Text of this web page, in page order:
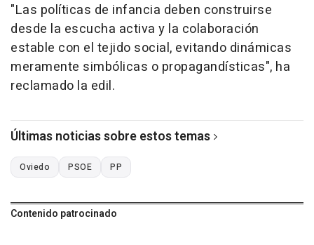
"Las políticas de infancia deben construirse
desde la escucha activa y la colaboración
estable con el tejido social, evitando dinámicas
meramente simbólicas o propagandísticas", ha
reclamado la edil.
Últimas noticias sobre estos temas
Oviedo PSOE PP
Contenido patrocinado